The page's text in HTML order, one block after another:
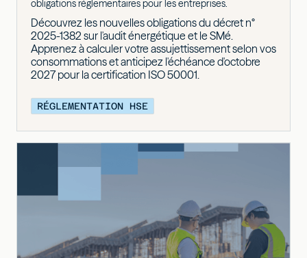
obligations réglementaires pour les entreprises.
Découvrez les nouvelles obligations du décret n°
2025-1382 sur l'audit énergétique et le SMé.
Apprenez à calculer votre assujettissement selon vos
consommations et anticipez l'échéance d'octobre
2027 pour la certification ISO 50001.
RÉGLEMENTATION HSE